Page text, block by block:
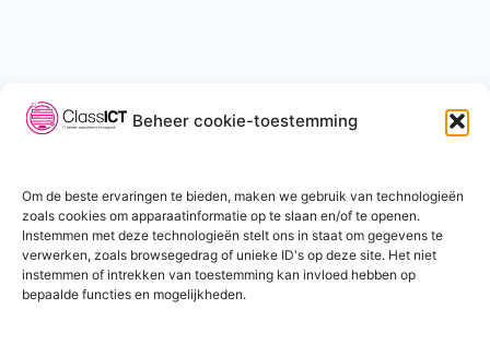
Beheer cookie-toestemming
Om de beste ervaringen te bieden, maken we gebruik van technologieën
zoals cookies om apparaatinformatie op te slaan en/of te openen.
Instemmen met deze technologieën stelt ons in staat om gegevens te
verwerken, zoals browsegedrag of unieke ID's op deze site. Het niet
instemmen of intrekken van toestemming kan invloed hebben op
bepaalde functies en mogelijkheden.